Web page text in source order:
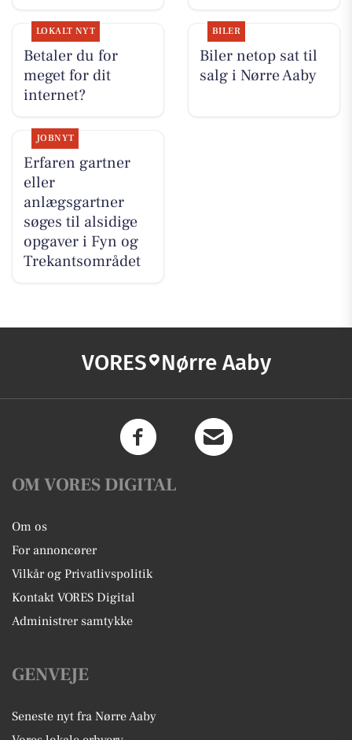
LOKALT NYT
Betaler du for
meget for dit
internet?
BILER
Biler netop sat til
salg i Nørre Aaby
JOBNYT
Erfaren gartner
eller
anlægsgartner
søges til alsidige
opgaver i Fyn og
Trekantsområdet
VORES Nørre Aaby
OM VORES DIGITAL
Om os
For annoncører
Vilkår og Privatlivspolitik
Kontakt VORES Digital
Administrer samtykke
GENVEJE
Seneste nyt fra Nørre Aaby